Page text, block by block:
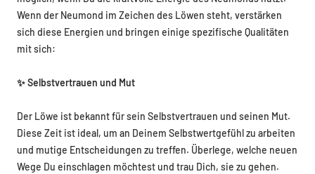
Wenn der Neumond im Zeichen des Löwen steht, verstärken
sich diese Energien und bringen einige spezifische Qualitäten
mit sich:
✨ Selbstvertrauen und Mut
Der Löwe ist bekannt für sein Selbstvertrauen und seinen Mut.
Diese Zeit ist ideal, um an Deinem Selbstwertgefühl zu arbeiten
und mutige Entscheidungen zu treffen. Überlege, welche neuen
Wege Du einschlagen möchtest und trau Dich, sie zu gehen.